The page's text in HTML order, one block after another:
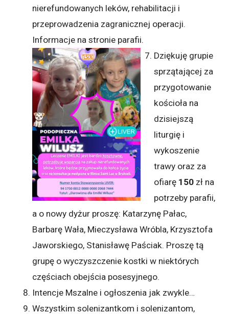
nierefundowanych leków, rehabilitacji i
przeprowadzenia zagranicznej operacji.
Informacje na stronie parafii.
Dziękuję grupie
sprzątającej za
przygotowanie
kościoła na
dzisiejszą
liturgię i
wykoszenie
trawy oraz za
ofiarę 150 zł na
potrzeby parafii,
a o nowy dyżur proszę: Katarzynę Pałac,
Barbarę Wała, Mieczysława Wróbla, Krzysztofa
Jaworskiego, Stanisławę Paściak. Proszę tą
grupę o wyczyszczenie kostki w niektórych
częściach obejścia posesyjnego.
Intencje Mszalne i ogłoszenia jak zwykle…
Wszystkim solenizantkom i solenizantom,